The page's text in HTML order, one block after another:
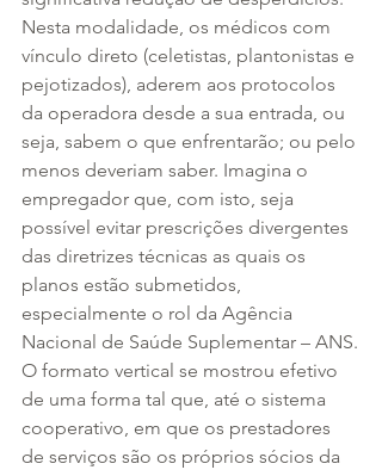
Nesta modalidade, os médicos com
vínculo direto (celetistas, plantonistas e
pejotizados), aderem aos protocolos
da operadora desde a sua entrada, ou
seja, sabem o que enfrentarão; ou pelo
menos deveriam saber. Imagina o
empregador que, com isto, seja
possível evitar prescrições divergentes
das diretrizes técnicas as quais os
planos estão submetidos,
especialmente o rol da Agência
Nacional de Saúde Suplementar – ANS.
O formato vertical se mostrou efetivo
de uma forma tal que, até o sistema
cooperativo, em que os prestadores
de serviços são os próprios sócios da